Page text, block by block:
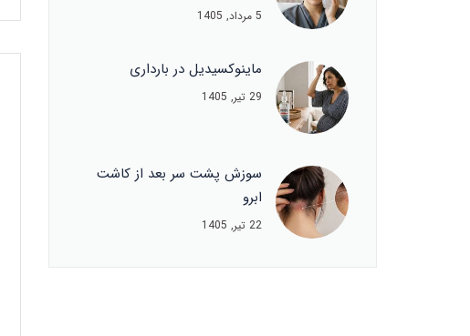
5 مرداد, 1405
ماینوکسیدیل در بارداری
29 تیر, 1405
سوزش پشت سر بعد از کاشت
ابرو
22 تیر, 1405